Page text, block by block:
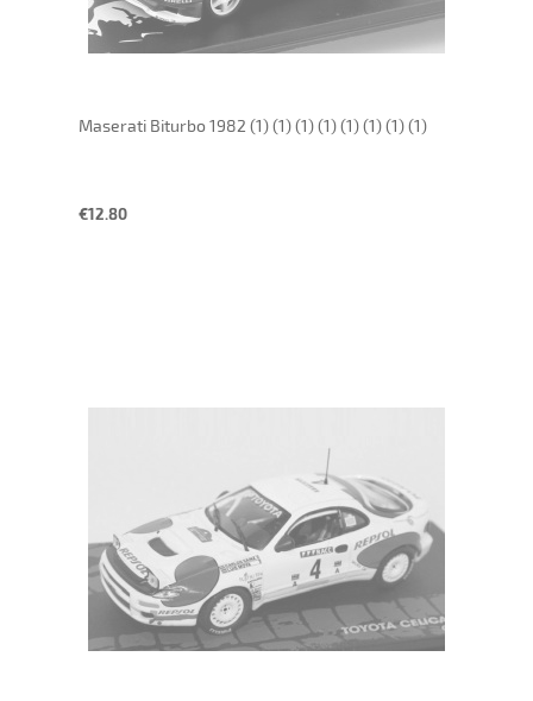
Maserati Biturbo 1982 (1) (1) (1) (1) (1) (1) (1) (1)
€12.80